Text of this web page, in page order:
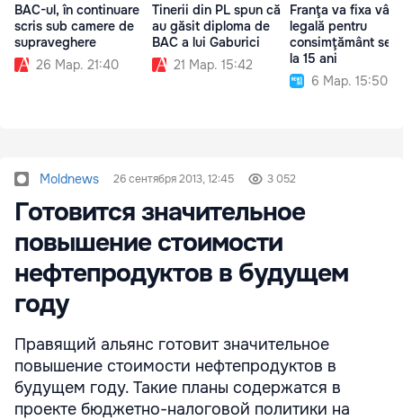
BAC-ul, în continuare
scris sub camere de
supraveghere
26 Мар. 21:40
Tinerii din PL spun că
au găsit diploma de
BAC a lui Gaburici
21 Мар. 15:42
Franţa va fixa
legală pentru
consimţământ
la 15 ani
6 Мар. 15:50
Moldnews 26 сентября 2013, 12:45 3 052
Готовится значительное
повышение стоимости
нефтепродуктов в будущем
году
Правящий альянс готовит значительное
повышение стоимости нефтепродуктов в
будущем году. Такие планы содержатся в
проекте бюджетно-налоговой политики на